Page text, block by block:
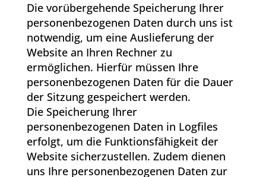
Die vorübergehende Speicherung Ihrer
personenbezogenen Daten durch uns ist
notwendig, um eine Auslieferung der
Website an Ihren Rechner zu
ermöglichen. Hierfür müssen Ihre
personenbezogenen Daten für die Dauer
der Sitzung gespeichert werden.
Die Speicherung Ihrer
personenbezogenen Daten in Logfiles
erfolgt, um die Funktionsfähigkeit der
Website sicherzustellen. Zudem dienen
uns Ihre personenbezogenen Daten zur